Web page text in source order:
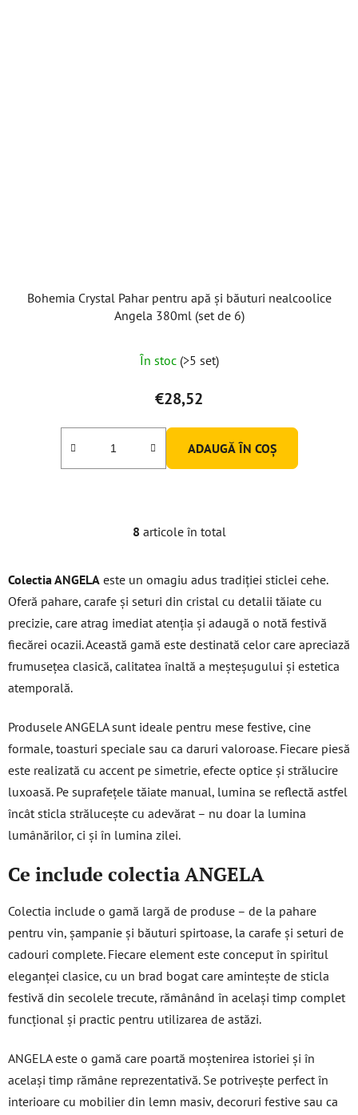
Bohemia Crystal Pahar pentru apă și băuturi nealcoolice
Angela 380ml (set de 6)
medie
a
produsului
este
5,0
În stoc (>5 set)
€28,52
ADAUGĂ ÎN COŞ
C
n
t
r
o
l
u
s
t
ă
r
i
l
o
8 articole în total
Colectia ANGELA este un omagiu adus tradiției sticlei cehe.
Oferă pahare, carafe și seturi din cristal cu detalii tăiate cu
precizie, care atrag imediat atenția și adaugă o notă festivă
fiecărei ocazii. Această gamă este destinată celor care apreciază
frumusețea clasică, calitatea înaltă a meșteșugului și estetica
atemporală.
Produsele ANGELA sunt ideale pentru mese festive, cine
formale, toasturi speciale sau ca daruri valoroase. Fiecare piesă
este realizată cu accent pe simetrie, efecte optice și strălucire
luxoasă. Pe suprafețele tăiate manual, lumina se reflectă astfel
încât sticla strălucește cu adevărat – nu doar la lumina
lumânărilor, ci și în lumina zilei.
Ce include colectia ANGELA
Colectia include o gamă largă de produse – de la pahare
pentru vin, șampanie și băuturi spirtoase, la carafe și seturi de
cadouri complete. Fiecare element este conceput în spiritul
eleganței clasice, cu un brad bogat care amintește de sticla
festivă din secolele trecute, rămânând în același timp complet
funcțional și practic pentru utilizarea de astăzi.
ANGELA este o gamă care poartă moștenirea istoriei și în
același timp rămâne reprezentativă. Se potrivește perfect în
interioare cu mobilier din lemn masiv, decoruri festive sau ca